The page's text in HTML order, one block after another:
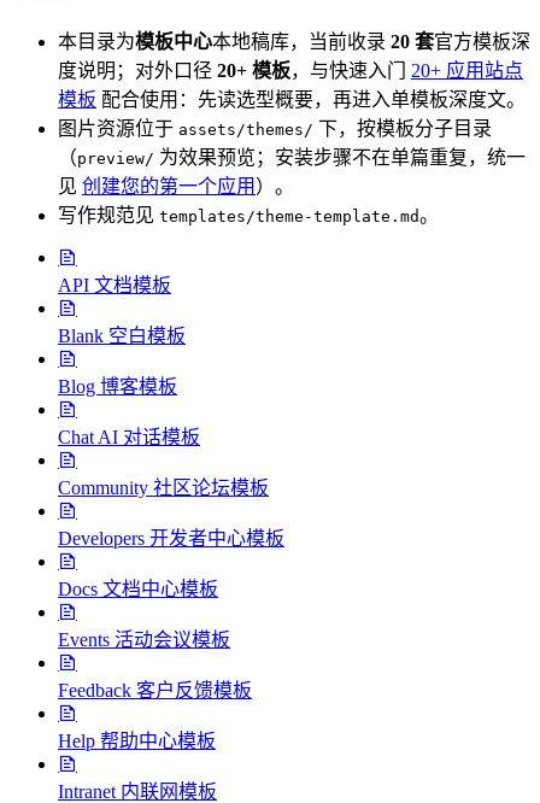
本目录为模板中心本地稿库，当前收录 20 套官方模板深
度说明；对外口径 20+ 模板，与快速入门 20+ 应用站点
模板 配合使用：先读选型概要，再进入单模板深度文。
图片资源位于 assets/themes/ 下，按模板分子目录
（preview/ 为效果预览；安装步骤不在单篇重复，统一
见 创建您的第一个应用 ）。
写作规范见 templates/theme-template.md。
API 文档模板
Blank 空白模板
Blog 博客模板
Chat AI 对话模板
Community 社区论坛模板
Developers 开发者中心模板
Docs 文档中心模板
Events 活动会议模板
Feedback 客户反馈模板
Help 帮助中心模板
Intranet 内联网模板